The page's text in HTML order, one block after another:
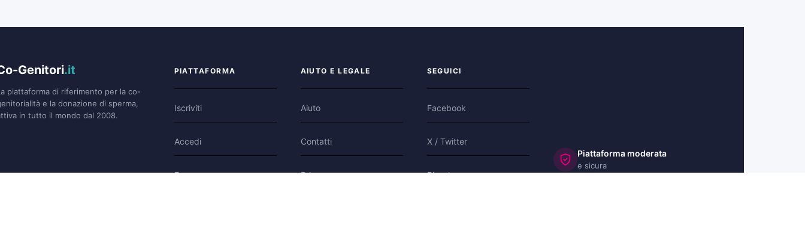
Genitori.it
piattaforma di riferimento per la co-
e la donazione di sperma,
in tutto il mondo dal 2008.
PIATTAFORMA
Iscriviti
Accedi
Forum
AIUTO E LEGALE
Aiuto
Contatti
Privacy
SEGUICI
Facebook
X / Twitter
Bluesky
Piattaforma moderata
e sicura